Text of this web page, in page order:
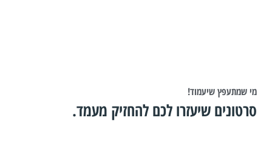
מי שמתעפץ שיעמוד!
סרטונים שיעזרו לכם להחזיק מעמד.